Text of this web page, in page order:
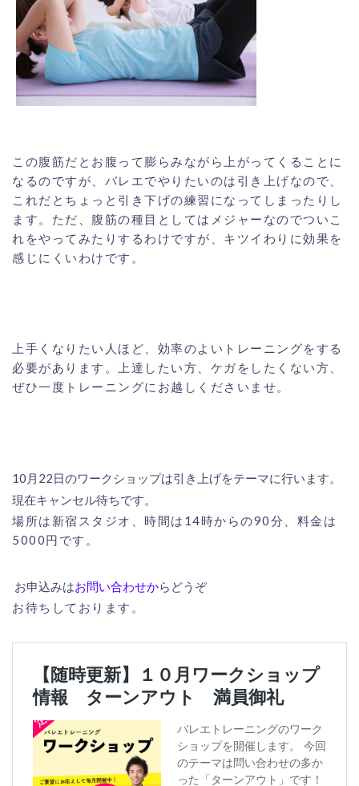
この腹筋だとお腹って膨らみながら上がってくることに
なるのですが、バレエでやりたいのは引き上げなので、
これだとちょっと引き下げの練習になってしまったりし
ます。ただ、腹筋の種目としてはメジャーなのでついこ
れをやってみたりするわけですが、キツイわりに効果を
感じにくいわけです。
上手くなりたい人ほど、効率のよいトレーニングをする
必要があります。上達したい方、ケガをしたくない方、
ぜひ一度トレーニングにお越しくださいませ。
10 月 22日のワークショップは引き上げをテーマに行います。
現在キャンセル待ちです。
場所は新宿スタジオ、時間は 14時からの90分、料金は
5000円です。
お申込みはお問い合わせからどうぞ
お待ちしております。